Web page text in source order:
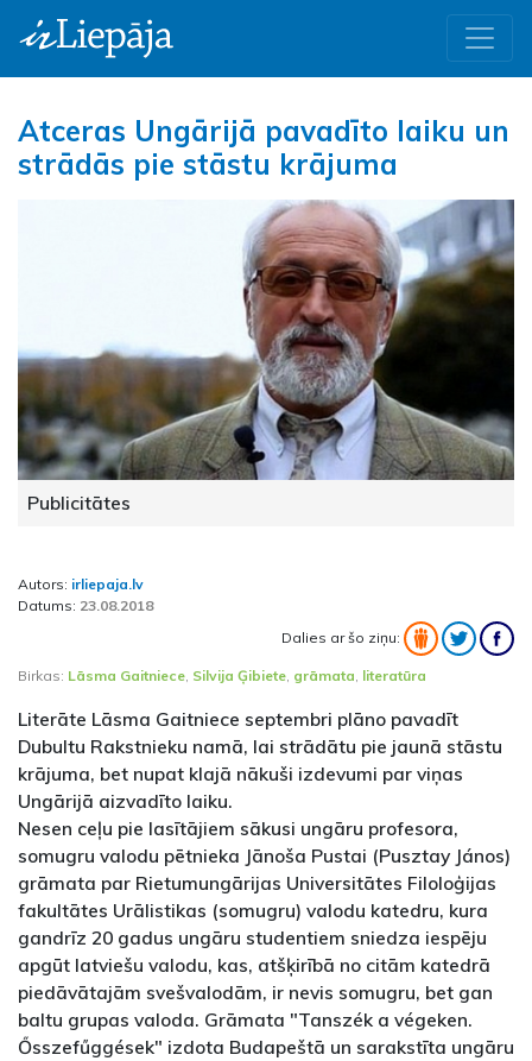
Atceras Ungārijā pavadīto laiku un
strādās pie stāstu krājuma
Publicitātes
Autors: irliepaja.lv
Datums: 23.08.2018
Dalies ar šo ziņu:
Birkas: Lāsma Gaitniece, Silvija Ģibiete, grāmata, literatūra
Literāte Lāsma Gaitniece septembri plāno pavadīt
Dubultu Rakstnieku namā, lai strādātu pie jaunā stāstu
krājuma, bet nupat klajā nākuši izdevumi par viņas
Ungārijā aizvadīto laiku.
Nesen ceļu pie lasītājiem sākusi ungāru profesora,
somugru valodu pētnieka Jānoša Pustai (Pusztay János)
grāmata par Rietumungārijas Universitātes Filoloģijas
fakultātes Urālistikas (somugru) valodu katedru, kura
gandrīz 20 gadus ungāru studentiem sniedza iespēju
apgūt latviešu valodu, kas, atšķirībā no citām katedrā
piedāvātajām svešvalodām, ir nevis somugru, bet gan
baltu grupas valoda. Grāmata "Tanszék a végeken.
Ősszefűggések" izdota Budapeštā un sarakstīta ungāru